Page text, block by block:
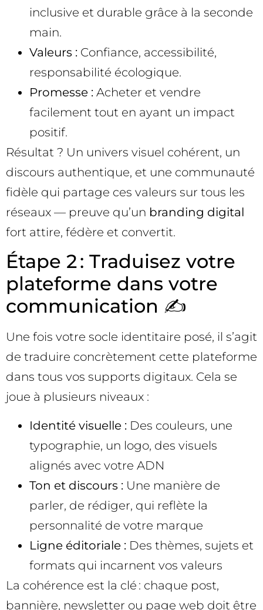
inclusive et durable grâce à la seconde
main.
Valeurs : Confiance, accessibilité,
responsabilité écologique.
Promesse : Acheter et vendre
facilement tout en ayant un impact
positif.
Résultat ? Un univers visuel cohérent, un
discours authentique, et une communauté
fidèle qui partage ces valeurs sur tous les
réseaux — preuve qu’un branding digital
fort attire, fédère et convertit.
Étape 2 : Traduisez votre
plateforme dans votre
communication ✍️
Une fois votre socle identitaire posé, il s’agit
de traduire concrètement cette plateforme
dans tous vos supports digitaux. Cela se
joue à plusieurs niveaux :
Identité visuelle : Des couleurs, une
typographie, un logo, des visuels
alignés avec votre ADN
Ton et discours : Une manière de
parler, de rédiger, qui reflète la
personnalité de votre marque
Ligne éditoriale : Des thèmes, sujets et
formats qui incarnent vos valeurs
La cohérence est la clé : chaque post,
bannière, newsletter ou page web doit être